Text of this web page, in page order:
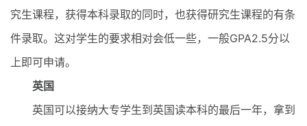
究生课程，获得本科录取的同时，也获得研究生课程的有条
件录取。这对学生的要求相对会低一些，一般GPA2.5分以
上即可申请。
英国
英国可以接纳大专学生到英国读本科的最后一年，拿到